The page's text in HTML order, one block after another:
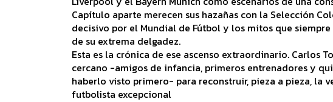
Capítulo aparte merecen sus hazañas con la Selección
decisivo por el Mundial de Fútbol y los mitos que
de su extrema delgadez.
Esta es la crónica de ese ascenso extraordinario. Carlos
cercano -amigos de infancia, primeros entrenadores y
haberlo visto primero- para reconstruir, pieza a pieza, la
futbolista excepcional